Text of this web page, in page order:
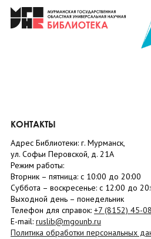
КОНТАКТЫ
Адрес Библиотеки: г. Мурманск,
ул. Софьи Перовской, д. 21А
Режим работы:
Вторник – пятница: с 10:00 до 20:00
Суббота – воскресенье: c 12:00 до
Выходной день – понедельник
Телефон для справок: +7 (8152) 45-
E-mail: ruslib@mgounb.ru
Политика обработки персональных